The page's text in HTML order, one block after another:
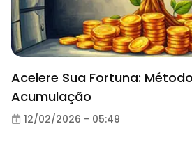
Acelere Sua Fortuna:
Acumulação
12/02/2026 - 05:49